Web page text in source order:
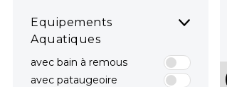
Mobil-home Luxe
Mobil-home PMR
Equipements
Aquatiques
avec bain à remous
avec pataugeoire